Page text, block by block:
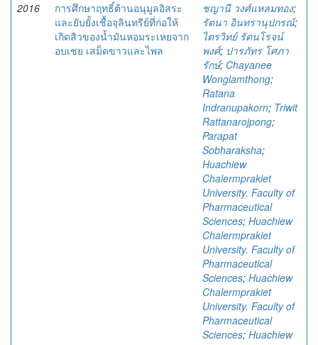
2016
การศึกษาฤทธิ์ต้านอนุมูลอิสระ
และยับยั้งเชื้อจุลินทรีย์ที่ก่อให้
เกิดสิวของน้ำมันหอมระเหยจาก
อบเชย เสม็ดขาวและไพล
ชญานี วงศ์แหลมทอง;
รัตนา อินทรานุปกรณ์;
ไตรวิทย์ รัตนโรจน์
พงศ์; ปารภัทร โศภา
รักษ์; Chayanee
Wonglamthong;
Ratana
Indranupakorn; Triwit
Rattanarojpong;
Parapat
Sobharaksha;
Huachiew
Chalermprakiet
University. Faculty of
Pharmaceutical
Sciences; Huachiew
Chalermprakiet
University. Faculty of
Pharmaceutical
Sciences; Huachiew
Chalermprakiet
University. Faculty of
Pharmaceutical
Sciences; Huachiew